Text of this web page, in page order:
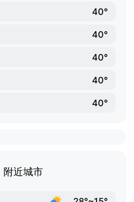
40°
40°
40°
40°
40°
附近城市